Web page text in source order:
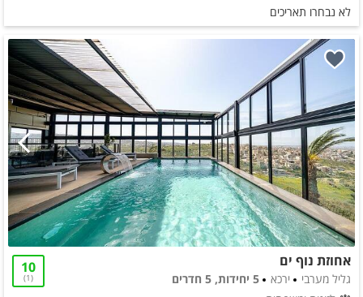
לא נבחרו תאריכים
אחוזת נוף ים
גליל מערבי ירכא
5 יחידות, 5 חדרים
10
1